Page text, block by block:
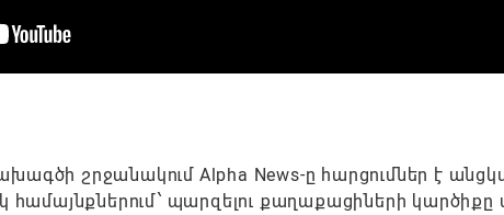
շրջանակում Alpha News-ը հարցումներ է
պարզելու քաղաքացիների կարծիքը